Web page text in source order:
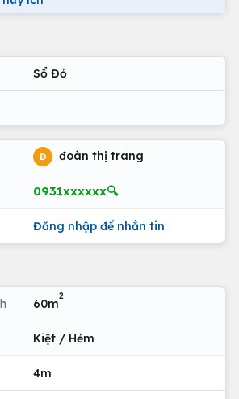
Sổ Đỏ
Đ đoàn thị trang
0931xxxxxx🔍
Đăng nhập để nhắn tin
60m
2
Kiệt / Hẻm
4m